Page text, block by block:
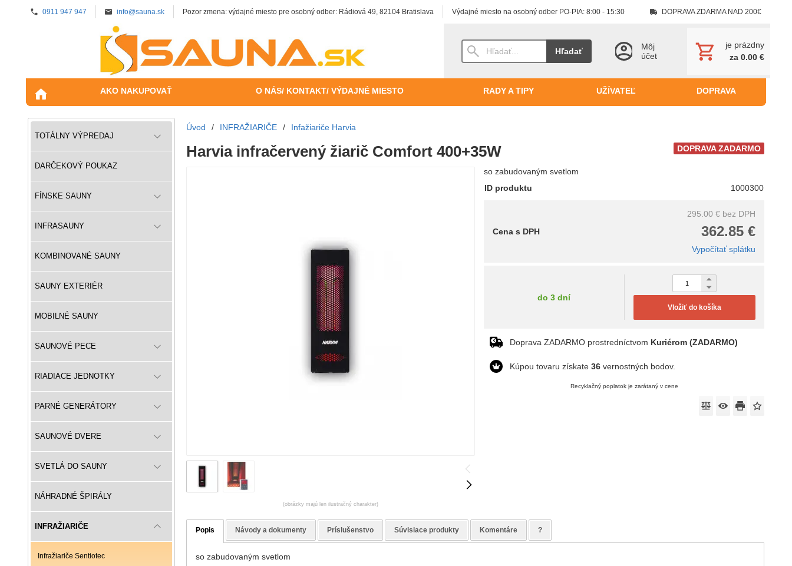
0911 947 947 info@sauna.sk Pozor zmena: výdajné miesto pre osobný odber: Rádiová 49, 82104 Bratislava Výdajné miesto na osobný odber PO-PIA: 8:00 - 15:30 DOPRAVA ZDARMA NAD 200€
Hľadať
Môj
účet
je prázdny
za 0.00 €
AKO NAKUPOVAŤ O NÁS/ KONTAKT/ VÝDAJNÉ MIESTO RADY A TIPY UŽÍVATEĽ DOPRAVA
TOTÁLNY VÝPREDAJ
DARČEKOVÝ POUKAZ
FÍNSKE SAUNY
INFRASAUNY
KOMBINOVANÉ SAUNY
SAUNY EXTERIÉR
MOBILNÉ SAUNY
SAUNOVÉ PECE
RIADIACE JEDNOTKY
PARNÉ GENERÁTORY
SAUNOVÉ DVERE
SVETLÁ DO SAUNY
NÁHRADNÉ ŠPIRÁLY
INFRAŽIARIČE
Infražiariče Sentiotec
Úvod / INFRAŽIARIČE / Infažiariče Harvia
DOPRAVA ZADARMO
Harvia infračervený žiarič Comfort 400+35W
(obrázky majú len ilustračný charakter)
so zabudovaným svetlom
ID produktu
1000300
295.00 € bez DPH
362.85 €
Cena s DPH
Vypočítať splátku
do 3 dní
Vložiť do košíka
Doprava ZADARMO prostredníctvom Kuriérom (ZADARMO)
Kúpou tovaru získate36 vernostných bodov.
Recyklačný poplatok je zarátaný v cene
Popis Návody a dokumenty Príslušenstvo Súvisiace produkty Komentáre ?
so zabudovaným svetlom